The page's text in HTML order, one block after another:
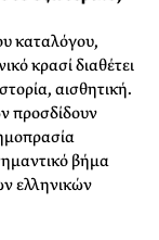
καταλόγου,
κρασί διαθέτει
αισθητική.
προσδίδουν
βήμα
ελληνικών